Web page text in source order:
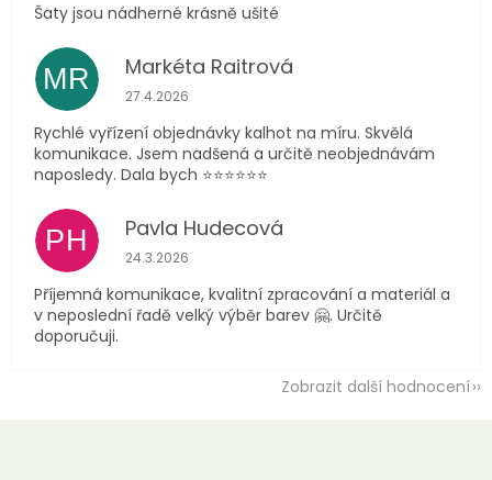
Šaty jsou nádherné krásně ušité
MR Markéta Raitrová
Hodnocení obchodu je 5 z 5 hvězdiček.
27.4.2026
Rychlé vyřízení objednávky kalhot na míru. Skvělá
komunikace. Jsem nadšená a určitě neobjednávám
naposledy. Dala bych ⭐️⭐️⭐️⭐️⭐️⭐️
PH Pavla Hudecová
Hodnocení obchodu je 5 z 5 hvězdiček.
24.3.2026
Příjemná komunikace, kvalitní zpracování a materiál a
v neposlední řadě velký výběr barev 🤗. Určitě
doporučuji.
Zobrazit další hodnocení